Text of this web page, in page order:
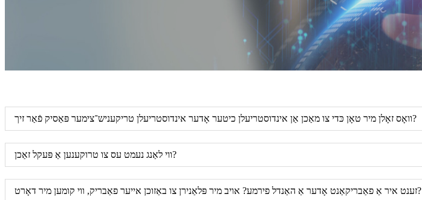
וואָס זאָלן מיר טאָן כּדי צו מאַכן אַן אינדוסטריעלן כיטער אָדער אינדוסטריעלן טריקעניש־צימער פּאַסיק פֿאַר זיך?
ווי לאַנג נעמט עס צו טרוקענען אַ פּעקל זאַכן?
זענט איר אַ פאַבריקאַנט אָדער אַ האַנדל פירמע? אויב מיר פּלאַנירן צו באַזוכן אייער פאַבריק, ווי קומען מיר דאָרט?